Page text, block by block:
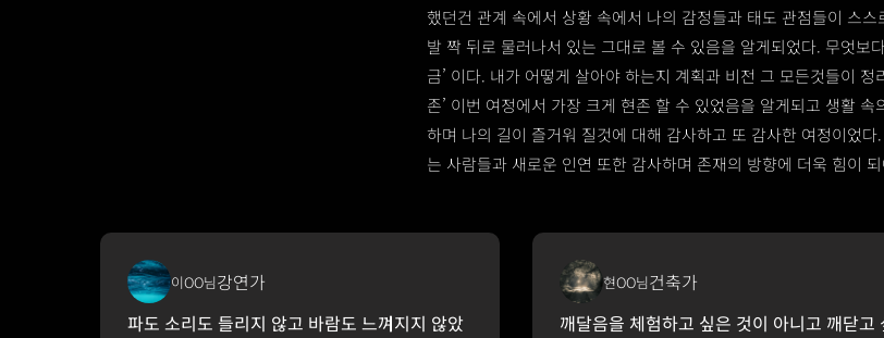
했던건 관계 속에서 상황 속에서 나의 감정들과 태도 관점들이 스
발 짝 뒤로 물러나서 있는 그대로 볼 수 있음을 알게되었다. 무엇보
금’ 이다. 내가 어떻게 살아야 하는지 계획과 비전 그 모든것들이 정
존’ 이번 여정에서 가장 크게 현존 할 수 있었음을 알게되고 생활 속
하며 나의 길이 즐거워 질것에 대해 감사하고 또 감사한 여정이었
는 사람들과 새로운 인연 또한 감사하며 존재의 방향에 더욱 힘이
이OO님강연가
파도 소리도 들리지 않고 바람도 느껴지지 않았
현OO님건축가
깨달음을 체험하고 싶은 것이 아니고 깨닫고